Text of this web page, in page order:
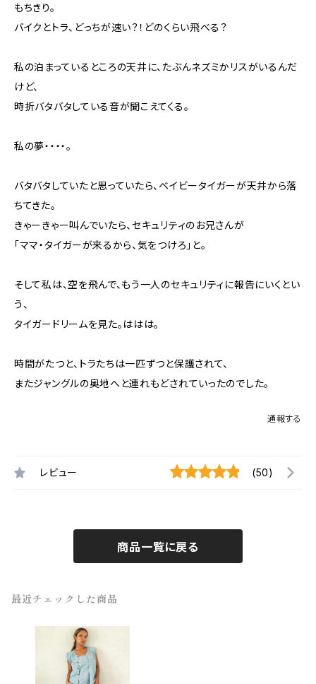
もちきり。
バイクとトラ、どっちが速い？！どのくらい飛べる？
私の泊まっているところの天井に、たぶんネズミかリスがいるんだ
けど、
時折バタバタしている音が聞こえてくる。
私の夢・・・・。
バタバタしていたと思っていたら、ベイビータイガーが天井から落
ちてきた。
きゃーきゃー叫んでいたら、セキュリティのお兄さんが
「ママ・タイガーが来るから、気をつけろ」と。
そして私は、空を飛んで、もう一人のセキュリティに報告にいくとい
う、
タイガードリームを見た。ははは。
時間がたつと、トラたちは一匹ずつと保護されて、
またジャングルの奥地へと連れもどされていったのでした。
通報する
レビュー (50)
商品一覧に戻る
最近チェックした商品